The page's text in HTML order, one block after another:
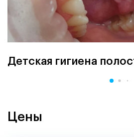
Детская гигиена
Цены